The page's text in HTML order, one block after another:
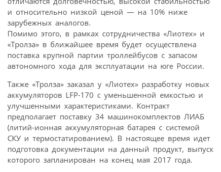
и относительно низкой ценой — на 10% ниже
зарубежных аналогов.
Помимо этого, в рамках сотрудничества «Лиотех» и
«Тролза» в ближайшее время будет осуществлена
поставка крупной партии троллейбусов с запасом
автономного хода для эксплуатации на юге России.
Также «Тролза» заказал у «Лиотех» разработку новых
аккумуляторов LFP-170 с уменьшенной емкостью и
улучшенными характеристиками. Контракт
предполагает поставку 34 машинокомплектов ЛИАБ
(литий-ионная аккумуляторная батарея с системой
СКУ и термостатированием). В настоящее время идет
подготовка документации на данный продукт, выпуск
которого запланирован на конец мая 2017 года.